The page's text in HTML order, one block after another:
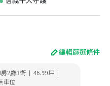
編輯篩選條件
房2廳3衛 | 46.99坪 |
車位